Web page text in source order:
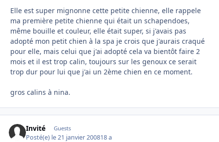
Elle est super mignonne cette petite chienne, elle rappele
ma première petite chienne qui était un schapendoes,
même bouille et couleur, elle était super, si j'avais pas
adopté mon petit chien à la spa je crois que j'aurais craqué
pour elle, mais celui que j'ai adopté cela va bientôt faire 2
mois et il est trop calin, toujours sur les genoux ce serait
trop dur pour lui que j'ai un 2ème chien en ce moment.
gros calins à nina.
Invité Guests
Posté(e) le 21 janvier 200818 a